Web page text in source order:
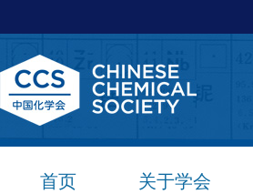
首页 关于学会